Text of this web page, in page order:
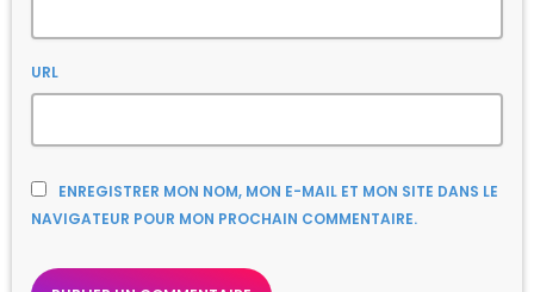
URL
ENREGISTRER MON NOM, MON E-MAIL ET MON SITE DANS LE
NAVIGATEUR POUR MON PROCHAIN COMMENTAIRE.